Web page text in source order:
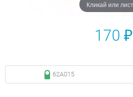
Кликай или
170 ₽
62A015